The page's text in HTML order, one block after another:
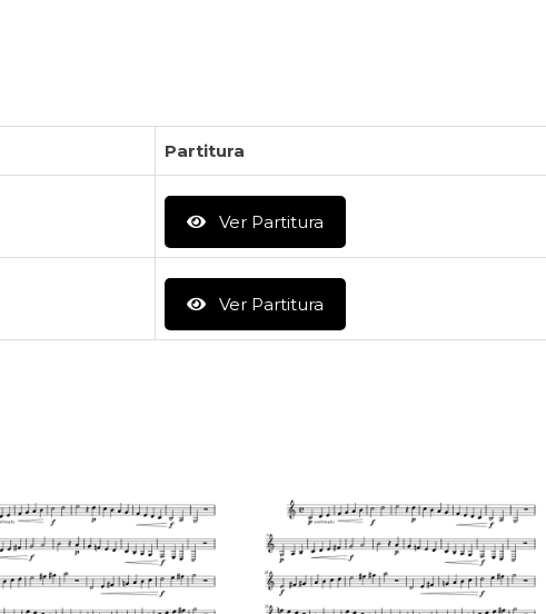
Partitura
Ver Partitura
Ver Partitura